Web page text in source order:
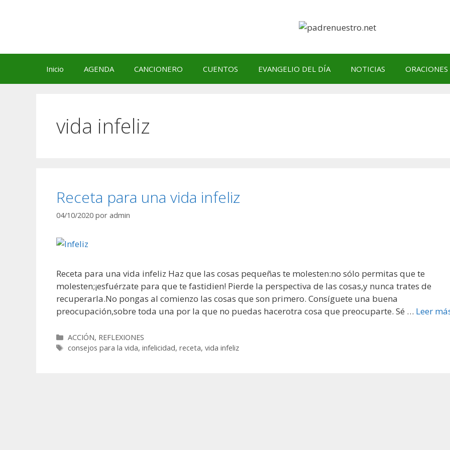
Inicio AGENDA CANCIONERO CUENTOS EVANGELIO DEL DÍA NOTICIAS ORACIONES
vida infeliz
Receta para una vida infeliz
04/10/2020 por admin
Receta para una vida infeliz Haz que las cosas pequeñas te molesten:no sólo permitas que te
molesten;¡esfuérzate para que te fastidien! Pierde la perspectiva de las cosas,y nunca trates de
recuperarla.No pongas al comienzo las cosas que son primero. Consíguete una buena
preocupación,sobre toda una por la que no puedas hacerotra cosa que preocuparte. Sé … Leer
Categorías
ACCIÓN, REFLEXIONES
Etiquetas
consejos para la vida,infelicidad,receta,vida infeliz